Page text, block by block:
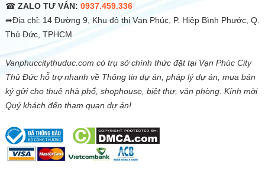
☎ ZALO TƯ VẤN: 0937.459.336
➦Địa chỉ: 14 Đường 9, Khu đô thị Vạn Phúc, P. Hiệp Bình Phước, Q.
Thủ Đức, TPHCM
Vanphuccitythuduc.com có trụ sở chính thức đặt tại Vạn Phúc City
Thủ Đức hỗ trợ nhanh về Thông tin dự án, pháp lý dự án, mua bán
ký gửi cho thuê nhà phố, shophouse, biệt thự, văn phòng. Kính mời
Quý khách đến tham quan dự án!